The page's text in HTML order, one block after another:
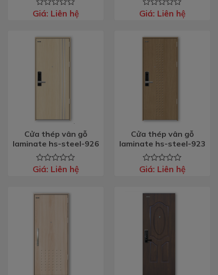
Được
0
5
Giá: Liên hệ
Được
0
5
Giá: Liên hệ
Cửa thép vân gỗ
laminate hs-steel-926
Được
0
5
Giá: Liên hệ
Cửa thép vân gỗ
laminate hs-steel-923
Được
0
sao
Giá: Liên hệ